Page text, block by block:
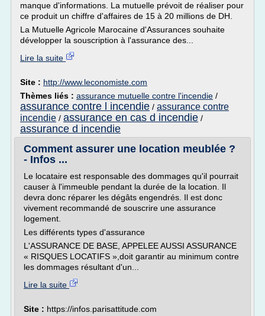
manque d'informations. La mutuelle prévoit de réaliser pour
ce produit un chiffre d'affaires de 15 à 20 millions de DH.
La Mutuelle Agricole Marocaine d'Assurances souhaite
développer la souscription à l'assurance des...
Lire la suite
Site : http://www.leconomiste.com
Thèmes liés : assurance mutuelle contre l'incendie /
assurance contre l incendie / assurance contre
incendie / assurance en cas d incendie /
assurance d incendie
Comment assurer une location meublée ?
- Infos ...
Le locataire est responsable des dommages qu'il pourrait
causer à l'immeuble pendant la durée de la location. Il
devra donc réparer les dégâts engendrés. Il est donc
vivement recommandé de souscrire une assurance
logement.
Les différents types d'assurance
L'ASSURANCE DE BASE, APPELEE AUSSI ASSURANCE
« RISQUES LOCATIFS »,doit garantir au minimum contre
les dommages résultant d'un...
Lire la suite
Site : https://infos.parisattitude.com